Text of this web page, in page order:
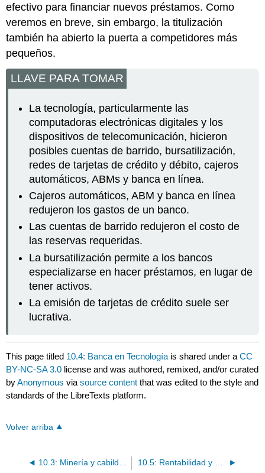
efectivo para financiar nuevos préstamos. Como
veremos en breve, sin embargo, la titulización
también ha abierto la puerta a competidores más
pequeños.
LLAVE PARA TOMAR
La tecnología, particularmente las
computadoras electrónicas digitales y los
dispositivos de telecomunicación, hicieron
posibles cuentas de barrido, bursatilización,
redes de tarjetas de crédito y débito, cajeros
automáticos, ABMs y banca en línea.
Cajeros automáticos, ABM y banca en línea
redujeron los gastos de un banco.
Las cuentas de barrido redujeron el costo de
las reservas requeridas.
La bursatilización permite a los bancos
especializarse en hacer préstamos, en lugar de
tener activos.
La emisión de tarjetas de crédito suele ser
lucrativa.
This page titled 10.4: Banca en Tecnología is shared under aCC
BY-NC-SA 3.0 license and was authored, remixed, and/or curated
byAnonymous viasource content that was edited to the style and
standards of the LibreTexts platform.
Volver arriba
10.3: Minería y cabildeo 10.5: Rentabilidad y estructura de la industria bancaria